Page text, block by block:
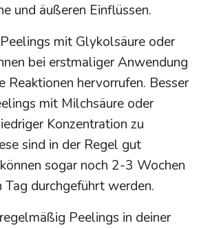
und äußeren Einflüssen.
mit Glykolsäure oder
bei erstmaliger Anwendung
Reaktionen hervorrufen. Besser
mit Milchsäure oder
Konzentration zu
sind in der Regel gut
sogar noch 2-3 Wochen
durchgeführt werden.
Peelings in deiner